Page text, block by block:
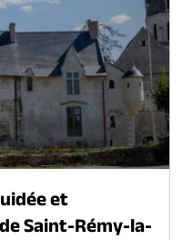
et
Saint-Rémy-la-